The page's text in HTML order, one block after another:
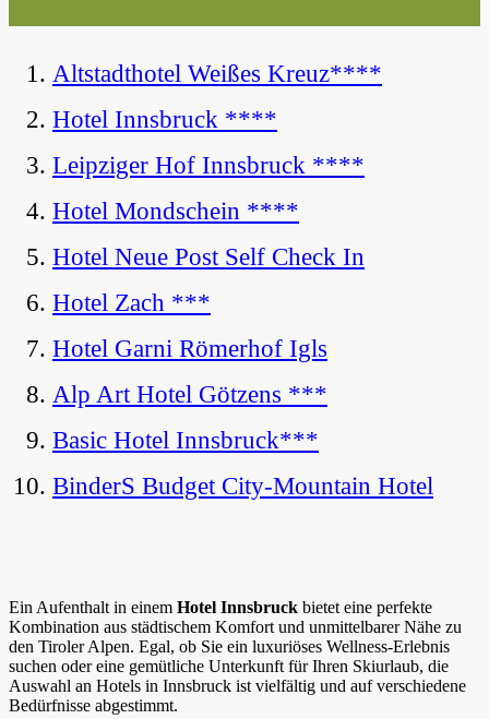
Altstadthotel Weißes Kreuz****
Hotel Innsbruck ****
Leipziger Hof Innsbruck ****
Hotel Mondschein ****
Hotel Neue Post Self Check In
Hotel Zach ***
Hotel Garni Römerhof Igls
Alp Art Hotel Götzens ***
Basic Hotel Innsbruck***
BinderS Budget City-Mountain Hotel
Ein Aufenthalt in einem Hotel Innsbruck bietet eine perfekte
Kombination aus städtischem Komfort und unmittelbarer Nähe zu
den Tiroler Alpen. Egal, ob Sie ein luxuriöses Wellness-Erlebnis
suchen oder eine gemütliche Unterkunft für Ihren Skiurlaub, die
Auswahl an Hotels in Innsbruck ist vielfältig und auf verschiedene
Bedürfnisse abgestimmt.